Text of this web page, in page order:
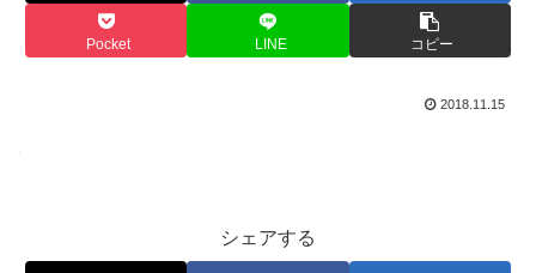
Pocket LINE コピー
2018.11.15
シェアする